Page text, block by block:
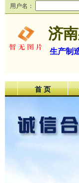
用户名：
济
生产制
首 页